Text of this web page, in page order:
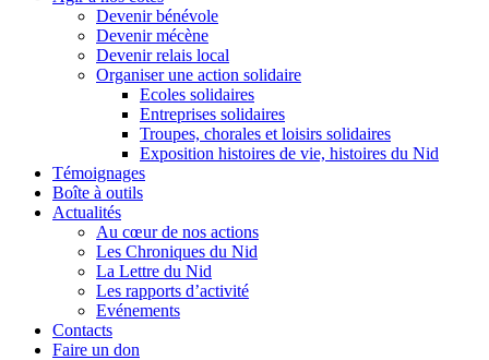
Devenir bénévole
Devenir mécène
Devenir relais local
Organiser une action solidaire
Ecoles solidaires
Entreprises solidaires
Troupes, chorales et loisirs solidaires
Exposition histoires de vie, histoires du Nid
Témoignages
Boîte à outils
Actualités
Au cœur de nos actions
Les Chroniques du Nid
La Lettre du Nid
Les rapports d’activité
Evénements
Contacts
Faire un don